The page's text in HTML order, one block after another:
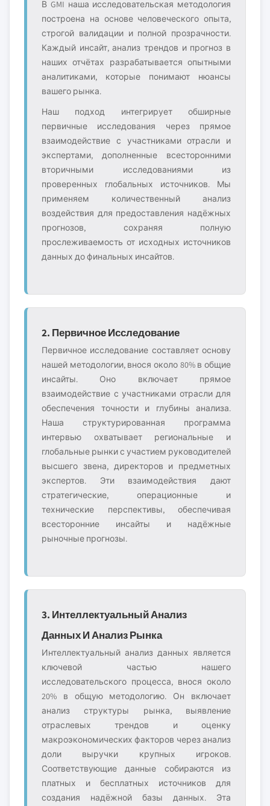
В GMI наша исследовательская методология
построена на основе человеческого опыта,
строгой валидации и полной прозрачности.
Каждый инсайт, анализ трендов и прогноз в
наших отчётах разрабатывается опытными
аналитиками, которые понимают нюансы
вашего рынка.
Наш подход интегрирует обширные
первичные исследования через прямое
взаимодействие с участниками отрасли и
экспертами, дополненные всесторонними
вторичными исследованиями из
проверенных глобальных источников. Мы
применяем количественный анализ
воздействия для предоставления надёжных
прогнозов, сохраняя полную
прослеживаемость от исходных источников
данных до финальных инсайтов.
2. Первичное Исследование
Первичное исследование составляет основу
нашей методологии, внося около 80% в общие
инсайты. Оно включает прямое
взаимодействие с участниками отрасли для
обеспечения точности и глубины анализа.
Наша структурированная программа
интервью охватывает региональные и
глобальные рынки с участием руководителей
высшего звена, директоров и предметных
экспертов. Эти взаимодействия дают
стратегические, операционные и
технические перспективы, обеспечивая
всесторонние инсайты и надёжные
рыночные прогнозы.
3. Интеллектуальный Анализ
Данных И Анализ Рынка
Интеллектуальный анализ данных является
ключевой частью нашего
исследовательского процесса, внося около
20% в общую методологию. Он включает
анализ структуры рынка, выявление
отраслевых трендов и оценку
макроэкономических факторов через анализ
доли выручки крупных игроков.
Соответствующие данные собираются из
платных и бесплатных источников для
создания надёжной базы данных. Эта